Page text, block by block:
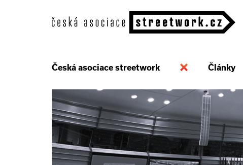
Česká asociace streetwork Články